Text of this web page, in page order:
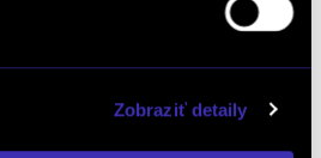
Zobraziť detaily
financovania